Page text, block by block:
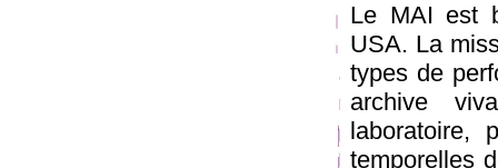
Le MAI est
USA. La
types de
archive
laboratoire,
temporelles